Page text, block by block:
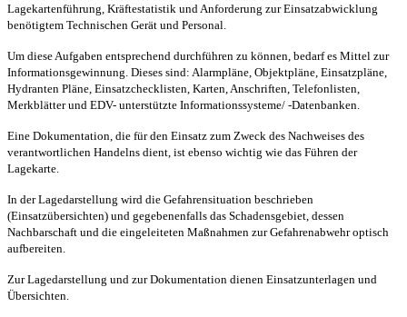
Lagekartenführung, Kräftestatistik und Anforderung zur Einsatzabwicklung
benötigtem Technischen Gerät und Personal.
Um diese Aufgaben entsprechend durchführen zu können, bedarf es Mittel zur
Informationsgewinnung. Dieses sind: Alarmpläne, Objektpläne, Einsatzpläne,
Hydranten Pläne, Einsatzchecklisten, Karten, Anschriften, Telefonlisten,
Merkblätter und EDV- unterstützte Informationssysteme/ -Datenbanken.
Eine Dokumentation, die für den Einsatz zum Zweck des Nachweises des
verantwortlichen Handelns dient, ist ebenso wichtig wie das Führen der
Lagekarte.
In der Lagedarstellung wird die Gefahrensituation beschrieben
(Einsatzübersichten) und gegebenenfalls das Schadensgebiet, dessen
Nachbarschaft und die eingeleiteten Maßnahmen zur Gefahrenabwehr optisch
aufbereiten.
Zur Lagedarstellung und zur Dokumentation dienen Einsatzunterlagen und
Übersichten.